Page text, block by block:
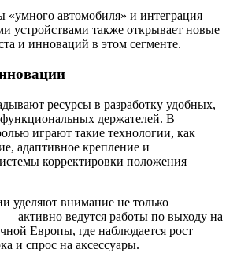
«умного автомобиля» и интеграция
устройствами также открывает новые
и инноваций в этом сегменте.
ресурсы в разработку удобных,
держателей. В
играют такие технологии, как
адаптивное крепление и
корректировки положения
уделяют внимание не только
активно ведутся работы по выходу на
Европы, где наблюдается рост
и спрос на аксессуары.